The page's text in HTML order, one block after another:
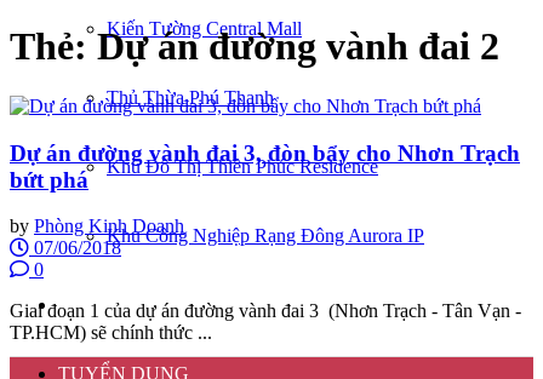
Kiến Tường Central Mall
Thủ Thừa Phú Thanh
Khu Đô Thị Thiên Phúc Residence
Khu Công Nghiệp Rạng Đông Aurora IP
CĂN HỘ
TUYỂN DỤNG
Thẻ:Dự án đường vành đai 2
Dự án đường vành đai 3, đòn bẩy cho Nhơn Trạch
bứt phá
by Phòng Kinh Doanh
07/06/2018
0
Giai đoạn 1 của dự án đường vành đai 3 (Nhơn Trạch - Tân Vạn -
TP.HCM) sẽ chính thức ...